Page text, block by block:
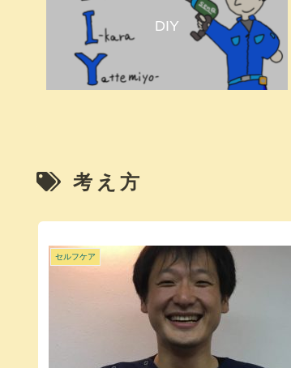
DIY
考え方
セルフケア